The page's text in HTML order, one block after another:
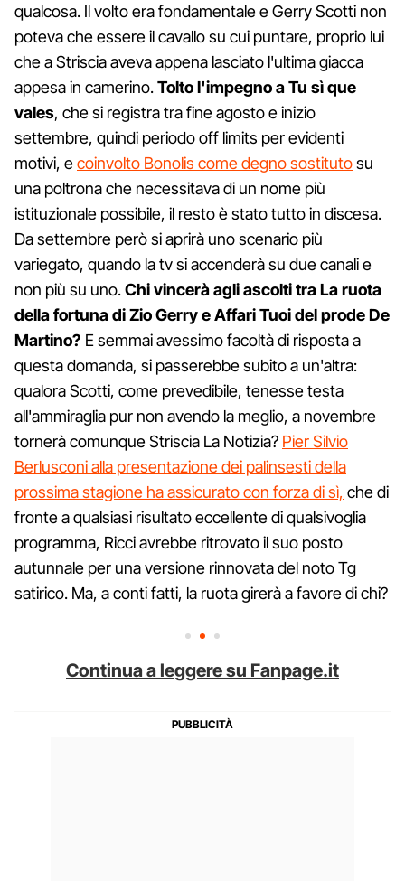
qualcosa. Il volto era fondamentale e Gerry Scotti non
poteva che essere il cavallo su cui puntare, proprio lui
che a Striscia aveva appena lasciato l'ultima giacca
appesa in camerino.Tolto l'impegno a Tu sì que
vales, che si registra tra fine agosto e inizio
settembre, quindi periodo off limits per evidenti
motivi, ecoinvolto Bonolis come degno sostitutosu
una poltrona che necessitava di un nome più
istituzionale possibile, il resto è stato tutto in discesa.
Da settembre però si aprirà uno scenario più
variegato, quando la tv si accenderà su due canali e
non più su uno.Chi vincerà agli ascolti tra La ruota
della fortuna di Zio Gerry e Affari Tuoi del prode De
Martino? E semmai avessimo facoltà di risposta a
questa domanda, si passerebbe subito a un'altra:
qualora Scotti, come prevedibile, tenesse testa
all'ammiraglia pur non avendo la meglio, a novembre
tornerà comunque Striscia La Notizia? Pier Silvio
Berlusconi alla presentazione dei palinsesti della
prossima stagione ha assicurato con forza di sì, che di
fronte a qualsiasi risultato eccellente di qualsivoglia
programma, Ricci avrebbe ritrovato il suo posto
autunnale per una versione rinnovata del noto Tg
satirico. Ma, a conti fatti, la ruota girerà a favore di chi?
Continua a leggere su Fanpage.it